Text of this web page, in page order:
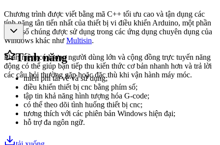
Chương trình được viết bằng mã C++ tối ưu cao và tận dụng các
tính năng tân tiến nhất của thiết bị vi điều khiển Arduino, một phần
trong số chúng được sử dụng trong các ứng dụng chuyên dụng của
Windows khác như Multisin.
Phần mềm có lượng người dùng lớn và cộng đồng trực tuyến năng
động có thể giúp bạn tiếp thu kiến thức cơ bản nhanh hơn và trả lời
các câu hỏi thường gặp hoặc đặc thù khi vận hành máy móc.
Tính năng
miễn phí tải về và sử dụng;
điều khiển thiết bị cnc bằng phím số;
tập tin khả năng hình tượng hóa G-code;
có thể theo dõi tình huống thiết bị cnc;
tương thích với các phiên bản Windows hiện đại;
hỗ trợ đa ngôn ngữ.